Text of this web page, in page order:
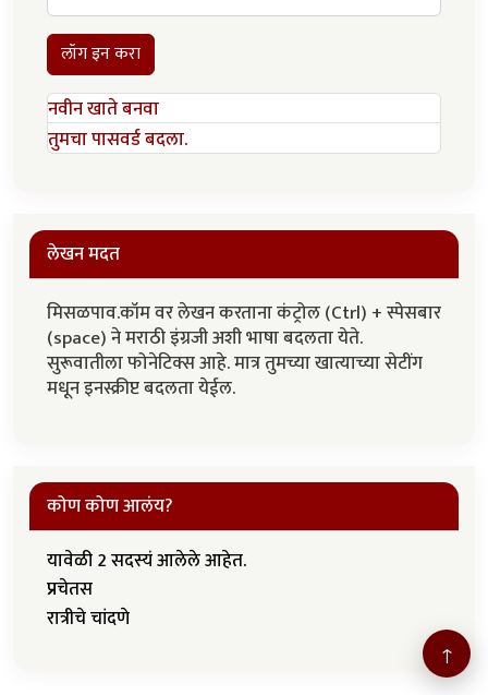
लॉग इन करा
नवीन खाते बनवा
तुमचा पासवर्ड बदला.
लेखन मदत
मिसळपाव.कॉम वर लेखन करताना कंट्रोल (Ctrl) + स्पेसबार
(space) ने मराठी इंग्रजी अशी भाषा बदलता येते.
सुरूवातीला फोनेटिक्स आहे. मात्र तुमच्या खात्याच्या सेटींग
मधून इनस्क्रीप्ट बदलता येईल.
कोण कोण आलंय?
यावेळी 2 सदस्यं आलेले आहेत.
प्रचेतस
रात्रीचे चांदणे
↑